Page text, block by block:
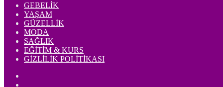
GEBELIK
YAŞAM
GÜZELLIK
MODA
SAĞLIK
EĞITIM & KURS
GIZLILIK POLITIKASI